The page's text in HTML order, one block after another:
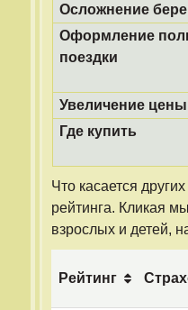
Осложнение
Оформление
поездки
Увеличение цены
Где купить
Что касается
рейтинга. Кликая
взрослых и детей,
Рейтинг